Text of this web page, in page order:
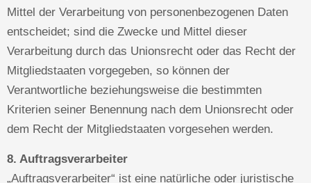
Mittel der Verarbeitung von personenbezogenen Daten
entscheidet; sind die Zwecke und Mittel dieser
Verarbeitung durch das Unionsrecht oder das Recht der
Mitgliedstaaten vorgegeben, so können der
Verantwortliche beziehungsweise die bestimmten
Kriterien seiner Benennung nach dem Unionsrecht oder
dem Recht der Mitgliedstaaten vorgesehen werden.
8. Auftragsverarbeiter
„Auftragsverarbeiter“ ist eine natürliche oder juristische